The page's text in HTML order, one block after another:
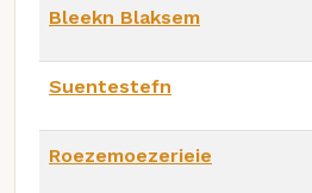
Bleekn Blaksem
Suentestefn
Roezemoezerieie